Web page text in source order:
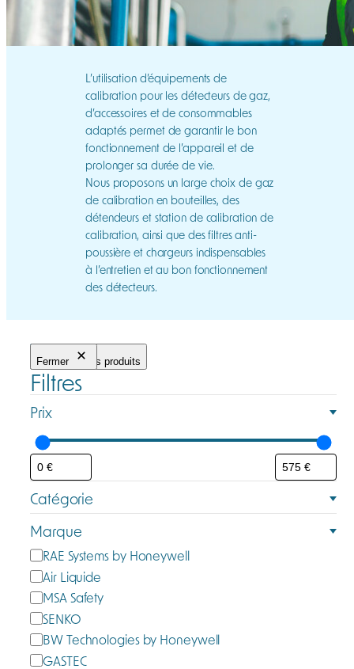
L’utilisation d’équipements de
calibration pour les détecteurs de gaz,
d’accessoires et de consommables
adaptés permet de garantir le bon
fonctionnement de l’appareil et de
prolonger sa durée de vie.
Nous proposons un large choix de gaz
de calibration en bouteilles, des
détendeurs et station de calibration de
calibration, ainsi que des filtres anti-
poussière et chargeurs indispensables
à l’entretien et au bon fonctionnement
des détecteurs.
Filtrer les produits
Fermer
Filtres
Prix
Catégorie
C
a
t
é
g
o
r
i
Marque
M
a
r
q
u
e
RAE Systems by Honeywell
Air Liquide
MSA Safety
SENKO
BW Technologies by Honeywell
GASTEC